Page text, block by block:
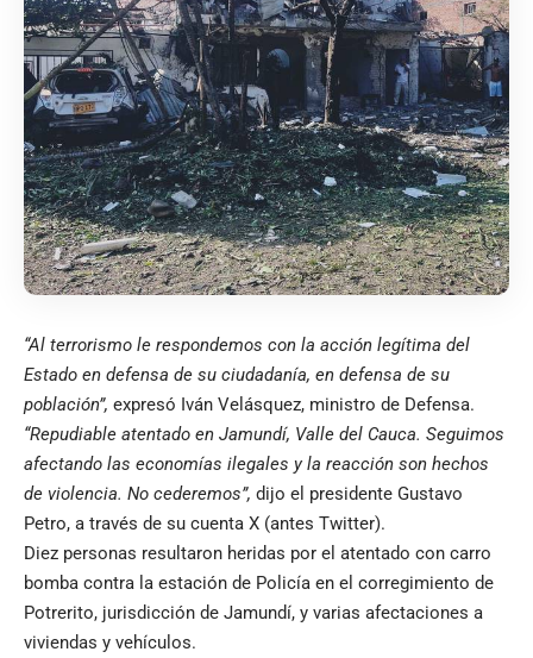
“Al terrorismo le respondemos con la acción legítima del
Estado en defensa de su ciudadanía, en defensa de su
población”, expresó Iván Velásquez, ministro de Defensa.
“Repudiable atentado en Jamundí, Valle del Cauca. Seguimos
afectando las economías ilegales y la reacción son hechos
de violencia. No cederemos”, dijo el presidente Gustavo
Petro, a través de su cuenta X (antes Twitter).
Diez personas resultaron heridas por el atentado con carro
bomba contra la estación de Policía en el corregimiento de
Potrerito, jurisdicción de Jamundí, y varias afectaciones a
viviendas y vehículos.